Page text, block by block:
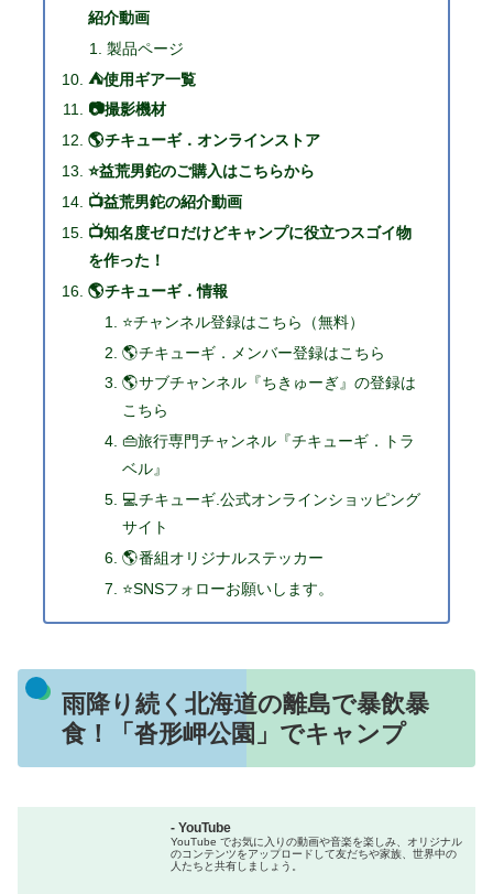
紹介動画
製品ページ
⛺使用ギア一覧
📷撮影機材
🌎チキューギ．オンラインストア
⭐益荒男鉈のご購入はこちらから
📺益荒男鉈の紹介動画
📺知名度ゼロだけどキャンプに役立つスゴイ物
を作った！
🌎チキューギ．情報
⭐チャンネル登録はこちら（無料）
🌎チキューギ．メンバー登録はこちら
🌎サブチャンネル『ちきゅーぎ』の登録は
こちら
👜旅行専門チャンネル『チキューギ．トラ
ベル』
💻チキューギ.公式オンラインショッピング
サイト
🌎番組オリジナルステッカー
⭐SNSフォローお願いします。
雨降り続く北海道の離島で暴飲暴
食！「沓形岬公園」でキャンプ
- YouTube
YouTube でお気に入りの動画や音楽を楽しみ、オリジナル
のコンテンツをアップロードして友だちや家族、世界中の
人たちと共有しましょう。